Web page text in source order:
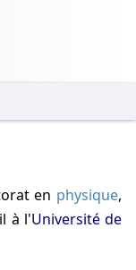
en physique,
à l'Université de